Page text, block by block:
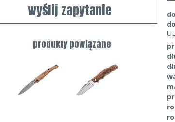
wyślij zapytanie
produkty powiązane